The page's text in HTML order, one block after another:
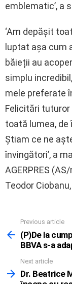
emblematic’, a
‘Am depășit
luptat așa cum
băieții au
simplu
mele preferate
Felicitări
toată lumea,
Știam ce ne
învingători’, a
AGERPRES
Teodor
more
Previous article
(P)De la
BBVA s-a
Next article
Dr. Beatrice